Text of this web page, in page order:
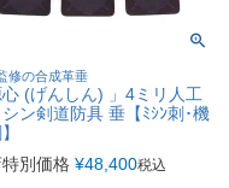
修の合成革垂
心 (げんしん) 」4ミリ人工
ン剣道防具 垂【ﾐｼﾝ刺･機
別価格 ¥48,400税込